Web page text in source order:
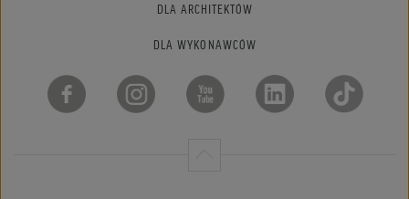
DLA ARCHITEKTÓW
DLA WYKONAWCÓW